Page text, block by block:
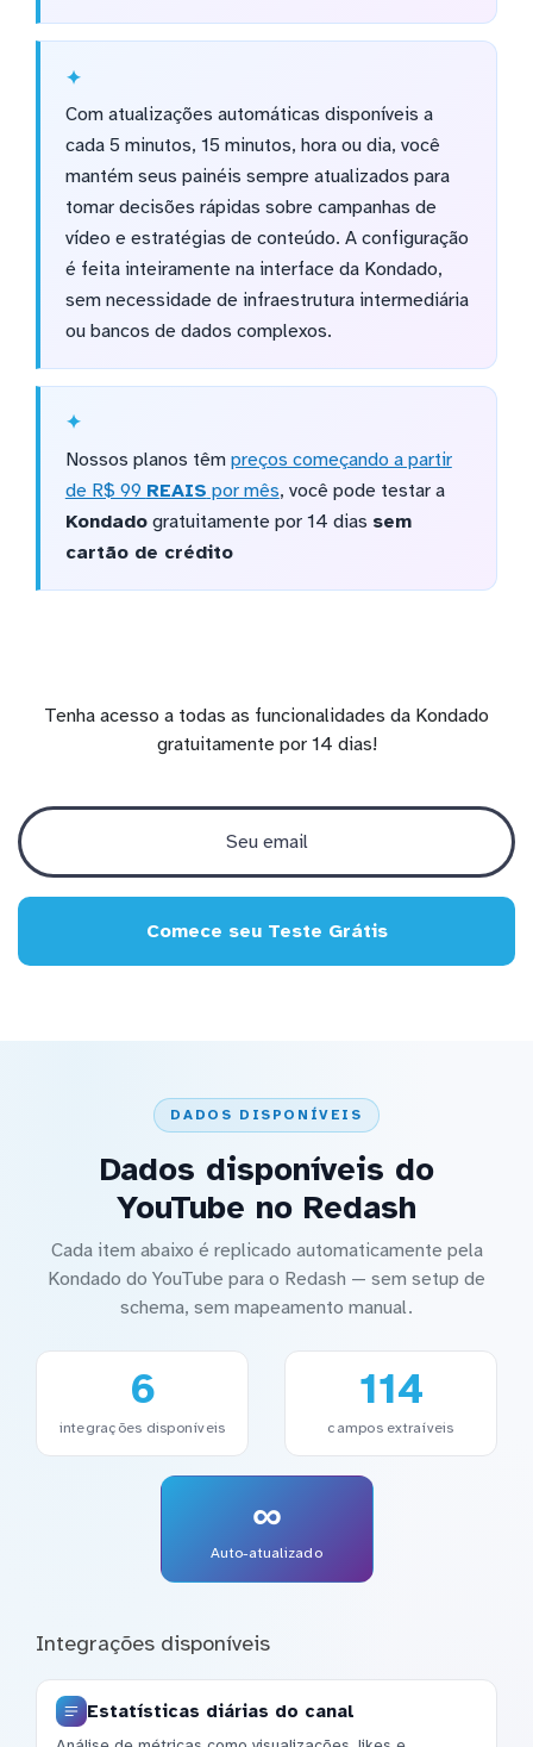
Com atualizações automáticas disponíveis a
cada 5 minutos, 15 minutos, hora ou dia, você
mantém seus painéis sempre atualizados para
tomar decisões rápidas sobre campanhas de
vídeo e estratégias de conteúdo. A configuração
é feita inteiramente na interface da Kondado,
sem necessidade de infraestrutura intermediária
ou bancos de dados complexos.
Nossos planos têm preços começando a partir
de R$ 99 REAIS por mês, você pode testar a
Kondadogratuitamente por 14 dias sem
cartão de crédito
Tenha acesso a todas as funcionalidades da Kondado
gratuitamente por 14 dias!
Comece seu Teste Grátis
DADOS DISPONÍVEIS
Dados disponíveis do
YouTube no Redash
Cada item abaixo é replicado automaticamente pela
Kondado do YouTube para o Redash — sem setup de
schema, sem mapeamento manual.
6
integrações disponíveis
114
campos extraíveis
∞
Auto-atualizado
Integrações disponíveis
Estatísticas diárias do canal